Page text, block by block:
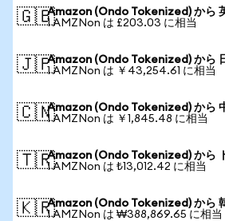
🇬🇧Amazon (Ondo Tokenized) から
1 AMZNon は £203.03 に相当
🇯🇵Amazon (Ondo Tokenized) から
1 AMZNon は ￥43,254.61 に相当
🇨🇳Amazon (Ondo Tokenized) から
1 AMZNon は ￥1,845.48 に相当
🇹🇷Amazon (Ondo Tokenized) から
1 AMZNon は ₺13,012.42 に相当
🇰🇷Amazon (Ondo Tokenized) から
1 AMZNon は ₩388,869.65 に相当